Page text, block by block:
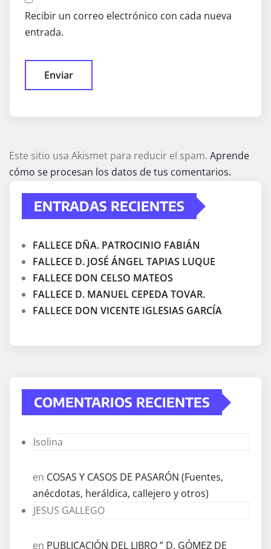
Recibir un correo electrónico con cada nueva
entrada.
Este sitio usa Akismet para reducir el spam. Aprende
cómo se procesan los datos de tus comentarios.
ENTRADAS RECIENTES
FALLECE DÑA. PATROCINIO FABIÁN
FALLECE D. JOSÉ ÁNGEL TAPIAS LUQUE
FALLECE DON CELSO MATEOS
FALLECE D. MANUEL CEPEDA TOVAR.
FALLECE DON VICENTE IGLESIAS GARCÍA
COMENTARIOS RECIENTES
Isolina
en COSAS Y CASOS DE PASARÓN (Fuentes,
anécdotas, heráldica, callejero y otros)
JESUS GALLEGO
en PUBLICACIÓN DEL LIBRO ” D. GÓMEZ DE